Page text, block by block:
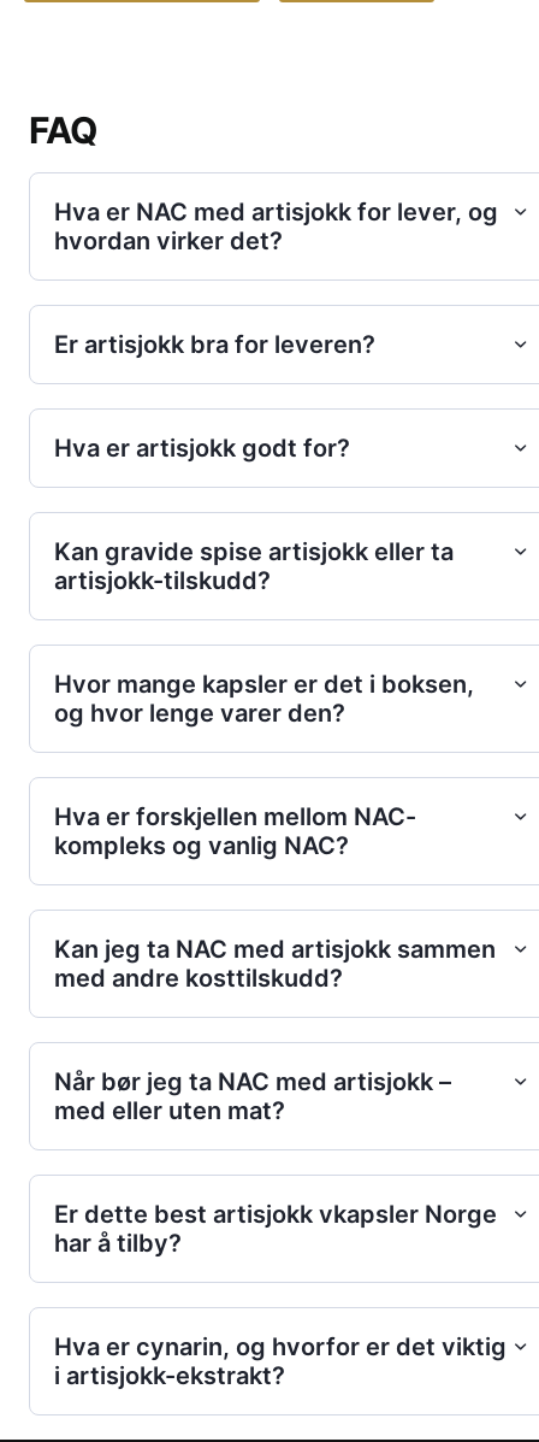
FAQ
Hva er NAC med artisjokk for lever, og
hvordan virker det?
Er artisjokk bra for leveren?
Hva er artisjokk godt for?
Kan gravide spise artisjokk eller ta
artisjokk-tilskudd?
Hvor mange kapsler er det i boksen,
og hvor lenge varer den?
Hva er forskjellen mellom NAC-
kompleks og vanlig NAC?
Kan jeg ta NAC med artisjokk sammen
med andre kosttilskudd?
Når bør jeg ta NAC med artisjokk –
med eller uten mat?
Er dette best artisjokk vkapsler Norge
har å tilby?
Hva er cynarin, og hvorfor er det viktig
i artisjokk-ekstrakt?